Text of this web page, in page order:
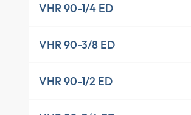
VHR 90-1/4 ED
VHR 90-3/8 ED
VHR 90-1/2 ED